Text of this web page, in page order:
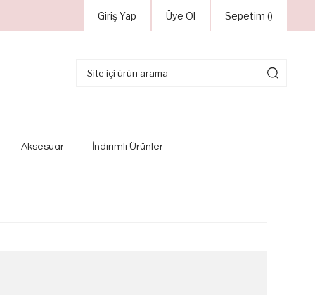
Giriş Yap Üye Ol Sepetim ()
Aksesuar İndirimli Ürünler